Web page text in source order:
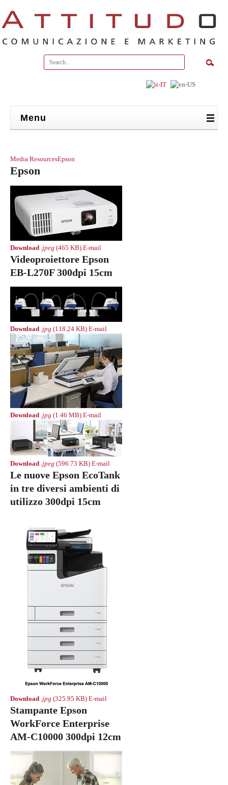
Menu
Media ResourcesEpson
Epson
Download .jpeg (465 KB) E-mail
Videoproiettore Epson
EB-L270F 300dpi 15cm
Download .jpg (118.24 KB) E-mail
Download .jpg (1.46 MB) E-mail
Download .jpeg (596.73 KB) E-mail
Le nuove Epson EcoTank
in tre diversi ambienti di
utilizzo 300dpi 15cm
Download .jpg (325.95 KB) E-mail
Stampante Epson
WorkForce Enterprise
AM-C10000 300dpi 12cm